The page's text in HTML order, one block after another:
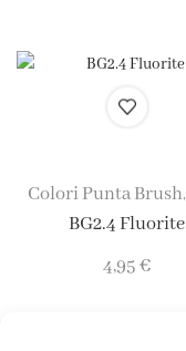
Colori Punta Brush,
BG2.4 Fluorite
4,95€